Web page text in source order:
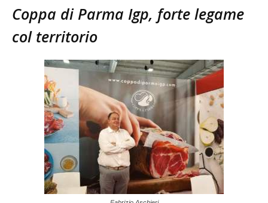
Coppa di Parma Igp, forte legame
col territorio